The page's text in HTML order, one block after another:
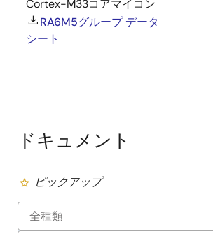
Cortex-M33コアマイコン
RA6M5グループ データ
シート
ドキュメント
ピックアップ